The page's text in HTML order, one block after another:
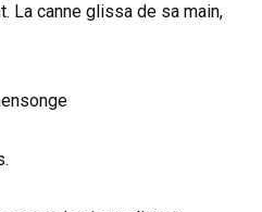
La canne glissa de sa main,